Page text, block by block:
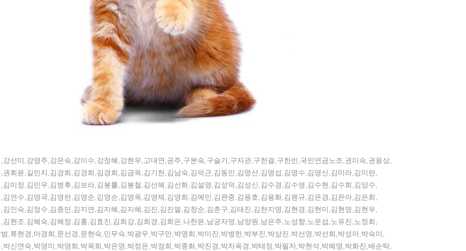
강선미,강영주,강은숙,강이수,강정혜,강현우,고대연,공주,구본숙,구슬기,구자관,구한결,구한빈,국민연금노조,권미숙,권용상,
권회윤,길민지,김경희,김경희,김경희,김금옥,김기헌,김남숙,김덕근,김동민,김명선,김명섭,김명수,김명신,김미라,김미란,
김미정,김민우,김병후,김보라,김봉률,김봉철,김선혜,김선화,김설영,김성덕,김성신,김수경,김수영,김수현,김수희,김양수,
김연수,김영국,김영란,김영순,김영순,김영옥,김영제,김영희,김예민,김완중,김용호,김용화,김원규,김은경,김은아,김은희,
김인숙,김정수,김종민,김지연,김지혜,김지혜,김진,김진열,김창순,김춘구,김태진,김한지영,김현경,김현미,김현영,김현우,
김현조,김혜숙,김혜장,김홍,김효진,김희강,김희경,김희은,나한윤,남궁자영,남양원,남은주,노성향,노운섭,노유진,노정희,
,류현경,마경희,문선경,문현숙,민무숙,박광우,박구만,박명희,박미진,박병헌,박부진,박상진,박선영,박선희,박성아,박숙미,
박신연숙,박영미,박영희,박옥희,박은영,박정은,박정희,박종화,박진경,박차옥경,박태정,박필자,박현석,박혜영,박화진,배순탁,